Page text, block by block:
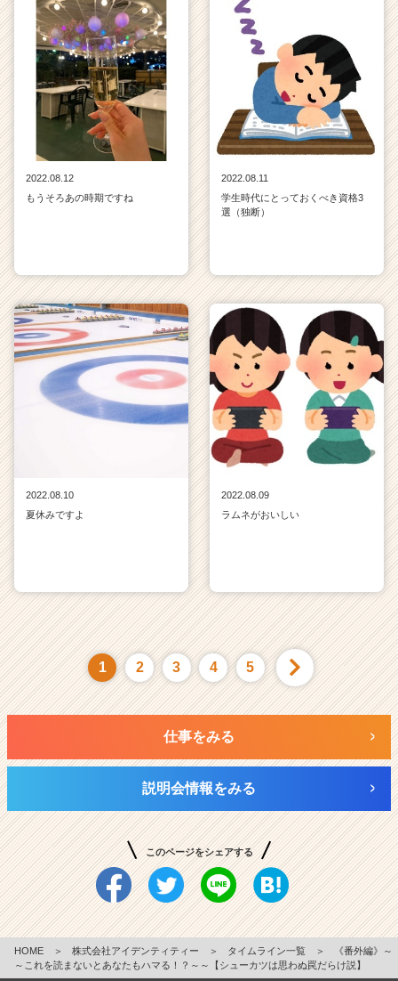
2022.08.12
もうそろあの時期ですね
2022.08.11
学生時代にとっておくべき資格3
選（独断）
2022.08.10
夏休みですよ
2022.08.09
ラムネがおいしい
1 2 3 4 5
仕事をみる
説明会情報をみる
このページをシェアする
HOME ＞ 株式会社アイデンティティー ＞ タイムライン一覧 ＞
《番外編》～
～これを読まないとあなたもハマる！？～～【シューカツは思わぬ罠だらけ説】